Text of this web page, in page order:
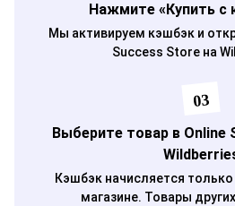
Нажмите «Купить
Мы активируем кэшбэк и
Success Store на
03
Выберите товар в Оnline
Кэшбэк начисляется
магазине. Товары